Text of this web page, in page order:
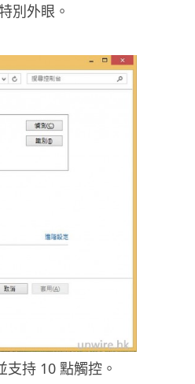
別外眼。
持 10 點觸控。